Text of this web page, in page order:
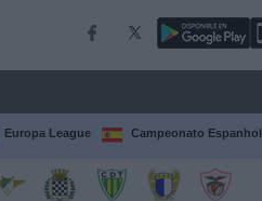
Europa League Campeonato Espanhol